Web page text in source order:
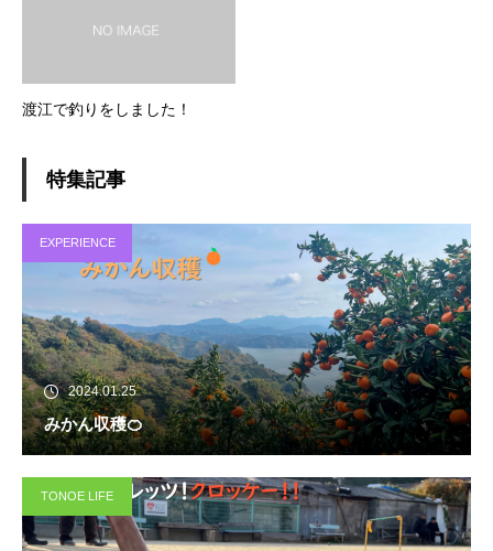
渡江で釣りをしました！
特集記事
EXPERIENCE
2024.01.25
みかん収穫🍊
TONOE LIFE